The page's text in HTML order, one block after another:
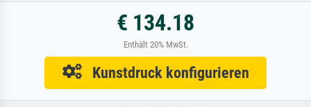
€ 134.18
Enthält 20% MwSt.
Kunstdruck konfigurieren